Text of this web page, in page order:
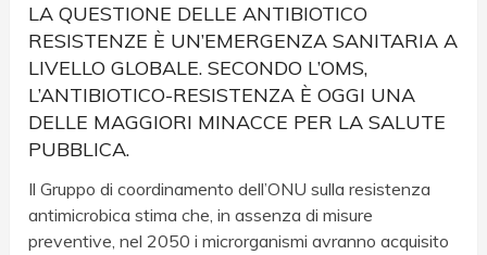
LA QUESTIONE DELLE ANTIBIOTICO
RESISTENZE È UN’EMERGENZA SANITARIA A
LIVELLO GLOBALE. SECONDO L’OMS,
L’ANTIBIOTICO-RESISTENZA È OGGI UNA
DELLE MAGGIORI MINACCE PER LA SALUTE
PUBBLICA.
Il Gruppo di coordinamento dell’ONU sulla resistenza
antimicrobica stima che, in assenza di misure
preventive, nel 2050 i microrganismi avranno acquisito